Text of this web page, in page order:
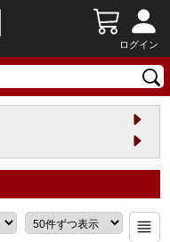
ログイン